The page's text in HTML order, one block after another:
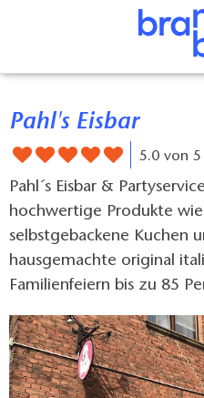
Pahl's Eisbar
5.0 von 5
Pahl´s Eisbar &
hochwertige Produkte
selbstgebackene Kuchen
hausgemachte original
Familienfeiern bis zu 85